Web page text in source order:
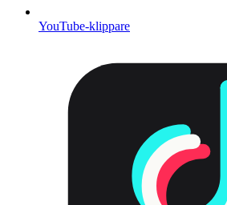
YouTube-klippare